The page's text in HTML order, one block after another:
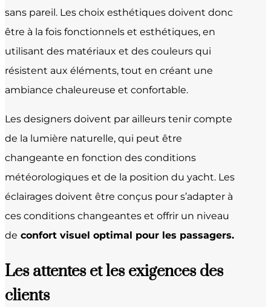
sans pareil. Les choix esthétiques doivent donc
être à la fois fonctionnels et esthétiques, en
utilisant des matériaux et des couleurs qui
résistent aux éléments, tout en créant une
ambiance chaleureuse et confortable.
Les designers doivent par ailleurs tenir compte
de la lumière naturelle, qui peut être
changeante en fonction des conditions
météorologiques et de la position du yacht. Les
éclairages doivent être conçus pour s’adapter à
ces conditions changeantes et offrir un niveau
de confort visuel optimal pour les passagers.
Les attentes et les exigences des
clients